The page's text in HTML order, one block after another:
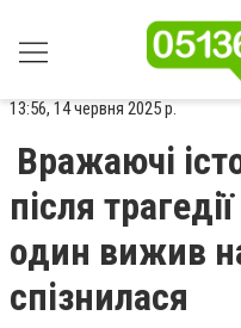
13:56, 14 червня 2025 р.
Вражаючі
після
один вижив
спізнилася